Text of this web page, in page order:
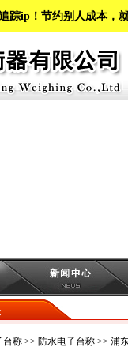
踪ip！节约别人成本，
台称>> 防水电子台称>> 浦